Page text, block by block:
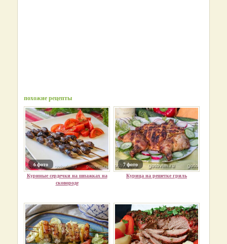
похожие рецепты
6 фото
Куриные сердечки на шпажках на
сковороде
7 фото
Курица на решетке гриль